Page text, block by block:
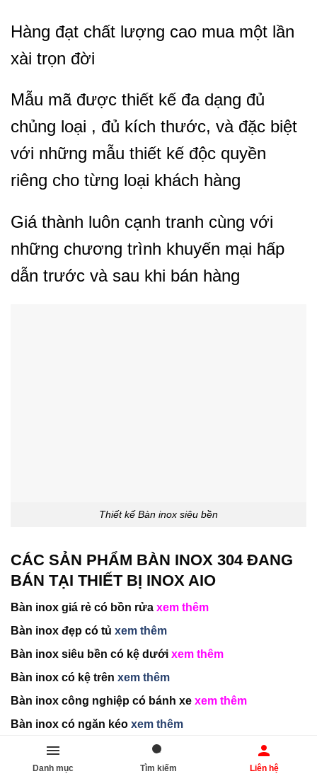
Hàng đạt chất lượng cao mua một lần
xài trọn đời
Mẫu mã được thiết kế đa dạng đủ
chủng loại , đủ kích thước, và đặc biệt
với những mẫu thiết kế độc quyền
riêng cho từng loại khách hàng
Giá thành luôn cạnh tranh cùng với
những chương trình khuyến mại hấp
dẫn trước và sau khi bán hàng
Thiết kế Bàn inox siêu bền
CÁC SẢN PHẨM BÀN INOX 304 ĐANG
BÁN TẠI THIẾT BỊ INOX AIO
Bàn inox giá rẻ có bồn rửa xem thêm
Bàn inox đẹp có tủ xem thêm
Bàn inox siêu bền có kệ dưới xem thêm
Bàn inox có kệ trên xem thêm
Bàn inox công nghiệp có bánh xe xem thêm
Bàn inox có ngăn kéo xem thêm
Bàn inox siêu bền lỗ xả rácXem thêm
Bàn inox bếp âm bàn giá rẻXem thêm
Danh mục Tìm kiếm Liên hệ